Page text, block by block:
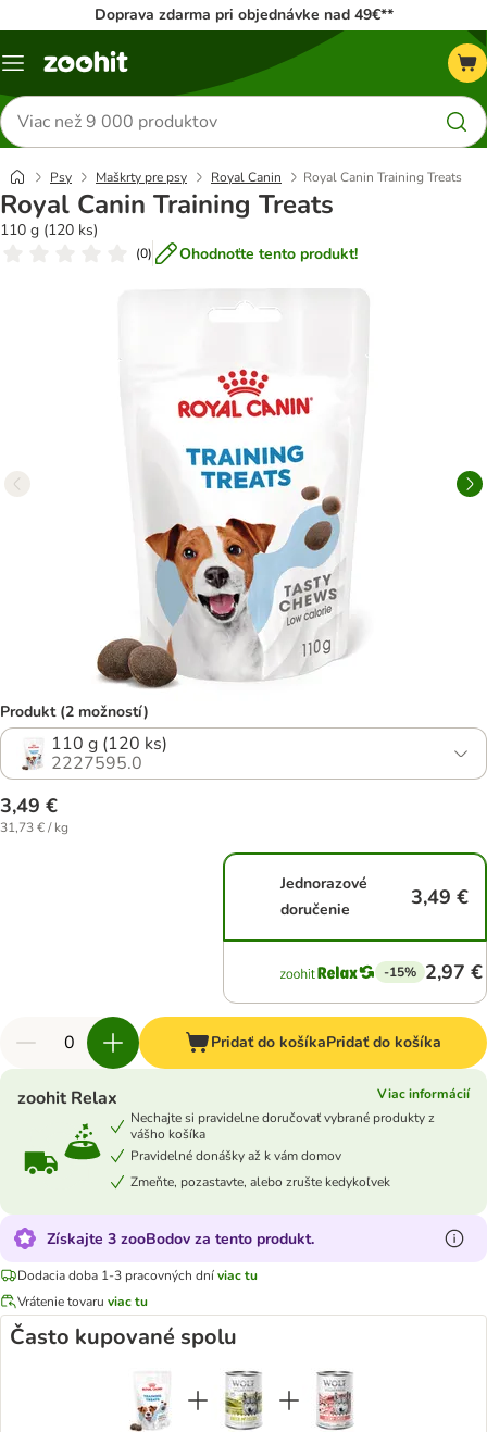
Doprava zdarma pri objednávke nad 49€**
Kategórie
Hľadať
produkty
Psy Maškrty pre psy Royal Canin Royal Canin Training Treats
Royal Canin Training Treats
110 g (120 ks)
(0) Ohodnoťte tento produkt!
Produkt (2 možností)
110 g (120 ks)
2227595.0
3,49 €
31,73 € / kg
Jednorazové
doručenie
3,49 €
-15% 2,97 €
Pridať do košíkaPridať do košíka
zoohit Relax
Viac informácií
Nechajte si pravidelne doručovať vybrané produkty z
vášho košíka
Pravidelné donášky až k vám domov
Zmeňte, pozastavte, alebo zrušte kedykoľvek
Získajte 3 zooBodov za tento produkt.
Dodacia doba 1-3 pracovných dníviac tu
Vrátenie tovaru viac tu
Často kupované spolu